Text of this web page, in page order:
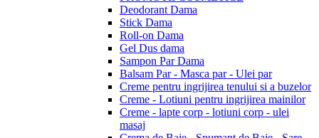
Deodorant Dama
Stick Dama
Roll-on Dama
Gel Dus dama
Sampon Par Dama
Balsam Par - Masca par - Ulei par
Creme pentru ingrijirea tenului si a buzelor
Creme - Lotiuni pentru ingrijirea mainilor
Creme - lapte corp - lotiuni corp - ulei
masaj